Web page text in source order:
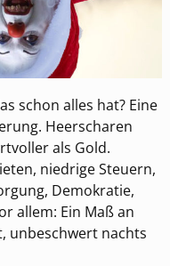
schon alles hat? Eine
Heerscharen
als Gold.
niedrige Steuern,
Demokratie,
allem: Ein Maß an
unbeschwert nachts